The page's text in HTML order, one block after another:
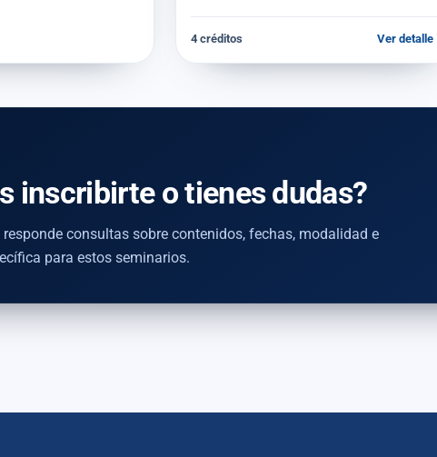
4 créditos Ver detalle
inscribirte o tienes dudas?
consultas sobre contenidos, fechas, modalidad e
para estos seminarios.